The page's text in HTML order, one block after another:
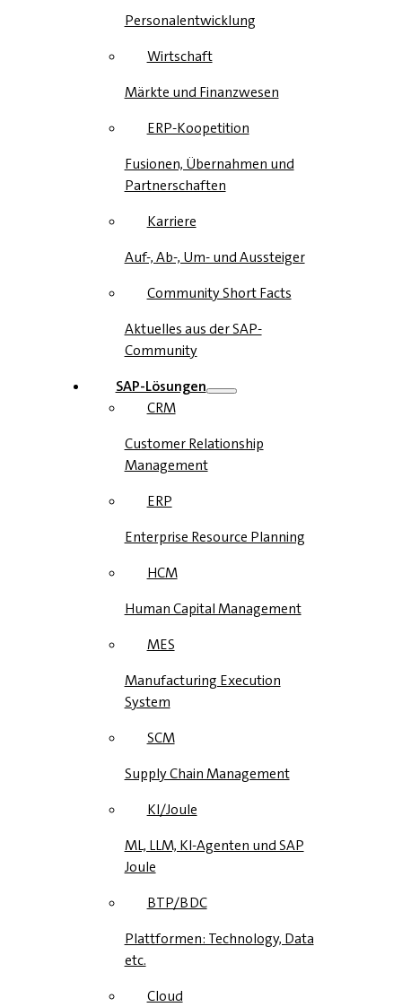
Personalentwicklung
Wirtschaft
Märkte und Finanzwesen
ERP-Koopetition
Fusionen, Übernahmen und
Partnerschaften
Karriere
Auf-, Ab-, Um- und Aussteiger
Community Short Facts
Aktuelles aus der SAP-
Community
SAP-Lösungen
CRM
Customer Relationship
Management
ERP
Enterprise Resource Planning
HCM
Human Capital Management
MES
Manufacturing Execution
System
SCM
Supply Chain Management
KI/Joule
ML, LLM, KI-Agenten und SAP
Joule
BTP/BDC
Plattformen: Technology, Data
etc.
Cloud